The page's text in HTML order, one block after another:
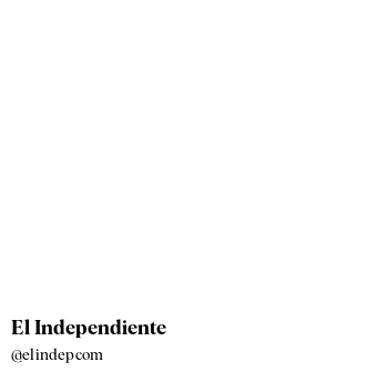
El Independiente
@elindepcom